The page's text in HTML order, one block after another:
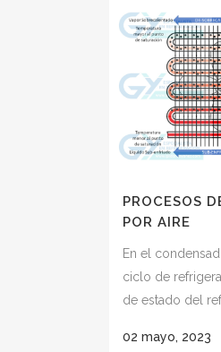
PROCESOS
POR AIRE
En el
ciclo de
de estado del
02 mayo, 2023